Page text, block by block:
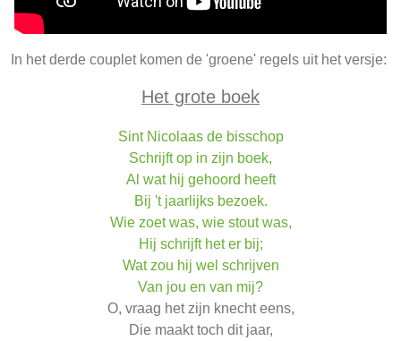
In het derde couplet komen de 'groene' regels uit het versje:
Het grote boek
Sint Nicolaas de bisschop
Schrijft op in zijn boek,
Al wat hij gehoord heeft
Bij 't jaarlijks bezoek.
Wie zoet was, wie stout was,
Hij schrijft het er bij;
Wat zou hij wel schrijven
Van jou en van mij?
O, vraag het zijn knecht eens,
Die maakt toch dit jaar,